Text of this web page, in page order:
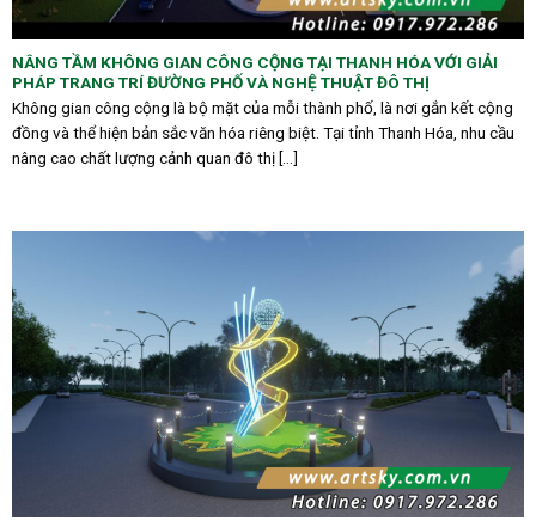
NÂNG TẦM KHÔNG GIAN CÔNG CỘNG TẠI THANH HÓA VỚI GIẢI
PHÁP TRANG TRÍ ĐƯỜNG PHỐ VÀ NGHỆ THUẬT ĐÔ THỊ
Không gian công cộng là bộ mặt của mỗi thành phố, là nơi gắn kết cộng
đồng và thể hiện bản sắc văn hóa riêng biệt. Tại tỉnh Thanh Hóa, nhu cầu
nâng cao chất lượng cảnh quan đô thị [...]